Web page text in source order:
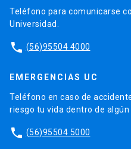
Teléfono para comunicarse
Universidad.
phone (56)95504 4000
EMERGENCIAS UC
Teléfono en caso de
riesgo tu vida dentro de algún
phone (56)95504 5000